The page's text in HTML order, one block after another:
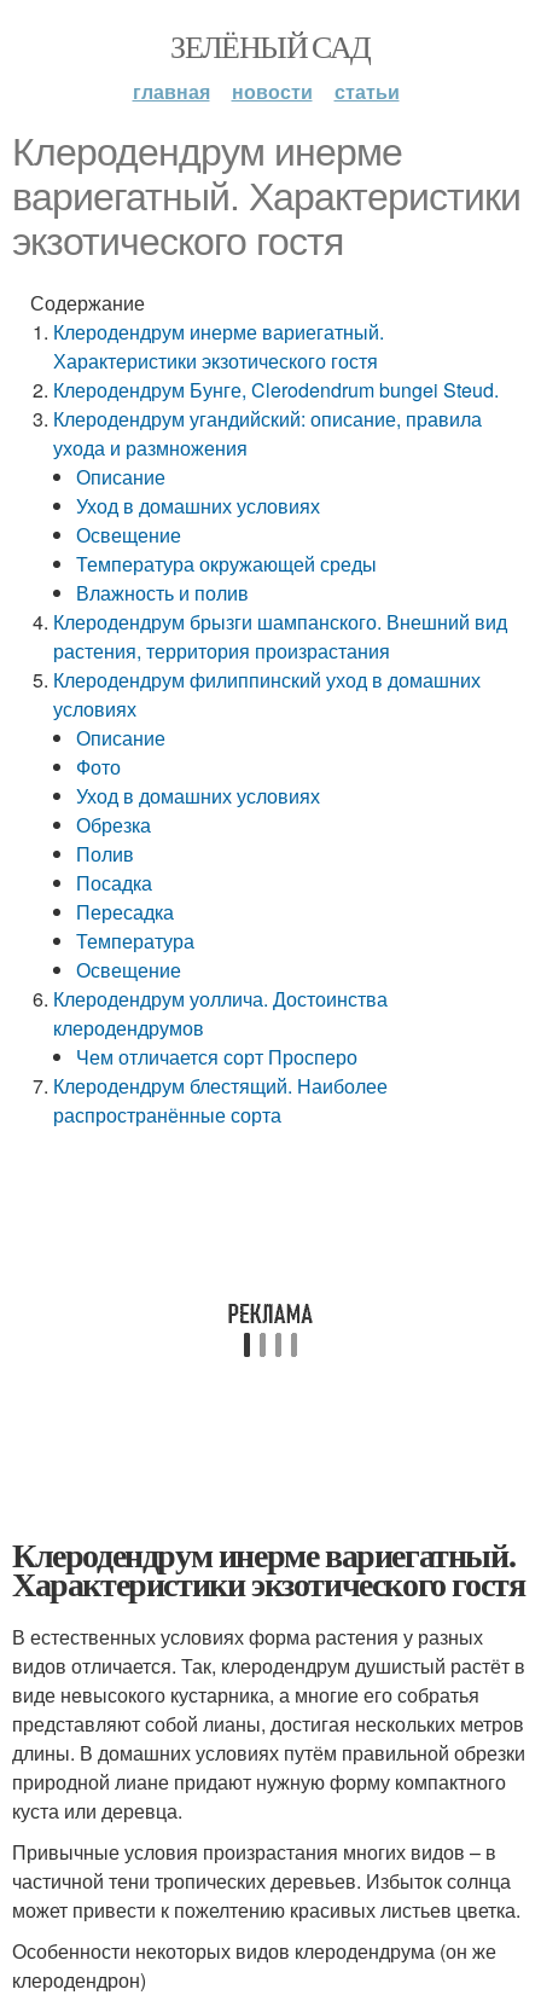
ЗЕЛЁНЫЙ САД
главная новости статьи
Клеродендрум инерме
вариегатный. Характеристики
экзотического гостя
Содержание
Клеродендрум инерме вариегатный.
Характеристики экзотического гостя
Клеродендрум Бунге, Clerodendrum bungei Steud.
Клеродендрум угандийский: описание, правила
ухода и размножения
Описание
Уход в домашних условиях
Освещение
Температура окружающей среды
Влажность и полив
Клеродендрум брызги шампанского. Внешний вид
растения, территория произрастания
Клеродендрум филиппинский уход в домашних
условиях
Описание
Фото
Уход в домашних условиях
Обрезка
Полив
Посадка
Пересадка
Температура
Освещение
Клеродендрум уоллича. Достоинства
клеродендрумов
Чем отличается сорт Просперо
Клеродендрум блестящий. Наиболее
распространённые сорта
Клеродендрум инерме вариегатный.
Характеристики экзотического гостя
В естественных условиях форма растения у разных
видов отличается. Так, клеродендрум душистый растёт в
виде невысокого кустарника, а многие его собратья
представляют собой лианы, достигая нескольких метров
длины. В домашних условиях путём правильной обрезки
природной лиане придают нужную форму компактного
куста или деревца.
Привычные условия произрастания многих видов – в
частичной тени тропических деревьев. Избыток солнца
может привести к пожелтению красивых листьев цветка.
Особенности некоторых видов клеродендрума (он же
клеродендрон)